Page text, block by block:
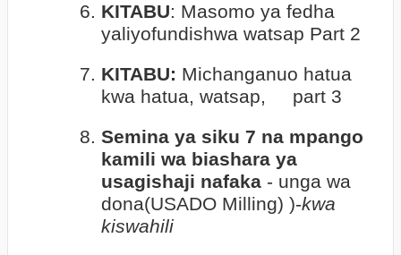
6. KITABU: Masomo ya fedha
yaliyofundishwa watsap Part 2
7. KITABU: Michanganuo hatua
kwa hatua, watsap,
part 3
8. Semina ya siku 7 na mpango
kamili wa biashara ya
usagishaji nafaka - unga wa
dona(USADO Milling) )-kwa
kiswahili